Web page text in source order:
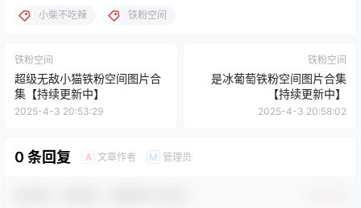
小柴不吃辣 铁粉空间
铁粉空间
超级无敌小猫铁粉空间图片合
集【持续更新中】
2025-4-3 20:53:29
铁粉空间
是冰葡萄铁粉空间图片合集
【持续更新中】
2025-4-3 20:58:02
0 条回复 A 文章作者 M 管理员